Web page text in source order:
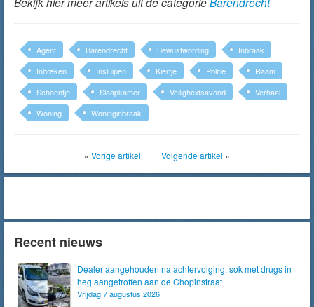
Agent Barendrecht Bewustwording
Inbraak
Inbreken
Insluipen Kiertje Politie
Raam
Schoentje
Slaapkamer Veiligheidsavond
Verhaal
Woning
Woninginbraak
« Vorige artikel | Volgende artikel »
Recent nieuws
Dealer aangehouden na achtervolging, sok met drugs in
heg aangetroffen aan de Chopinstraat
Vrijdag 7 augustus 2026